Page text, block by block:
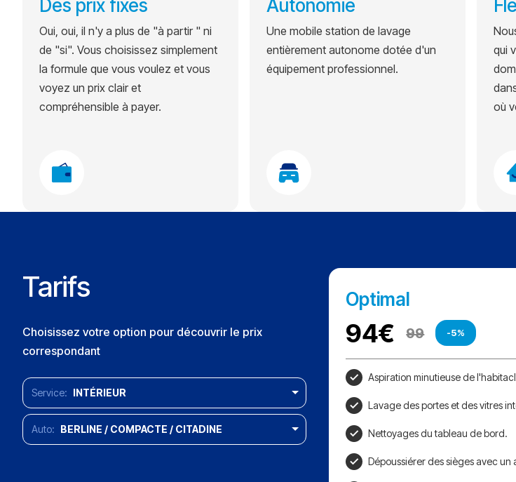
Des prix fixes
Oui, oui, il n'y a plus de "à partir " ni
de "si". Vous choisissez simplement
la formule que vous voulez et vous
voyez un prix clair et
compréhensible à payer.
Autonomie
Une mobile station de lavage
entièrement autonome dotée d'un
équipement professionnel.
qui
où
Tarifs
Choisissez votre option pour découvrir le prix
correspondant
INTÉRIEUR
BERLINE / COMPACTE / CITADINE
94€ 99 -5%
Optimal
Aspiration minutieuse de
Lavage des portes et des vitres
Nettoyages du tableau de bord.
Dépoussiérer des sièges avec un